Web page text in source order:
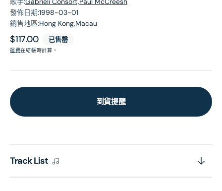
發佈日期:1998-03-01
銷售地區:Hong Kong,Macau
原
價
$117.00 已售罄
運費在結帳時計算。
到貨提醒
Track List